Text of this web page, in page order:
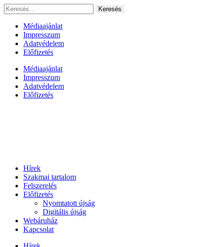
Ugrás
a
tartalomhoz
Keresés:
Médiaajánlat
Impresszum
Adatvédelem
Előfizetés
Médiaajánlat
Impresszum
Adatvédelem
Előfizetés
Hírek
Szakmai tartalom
Felszerelés
Előfizetés
Nyomtatott újság
Digitális újság
Webáruház
Kapcsolat